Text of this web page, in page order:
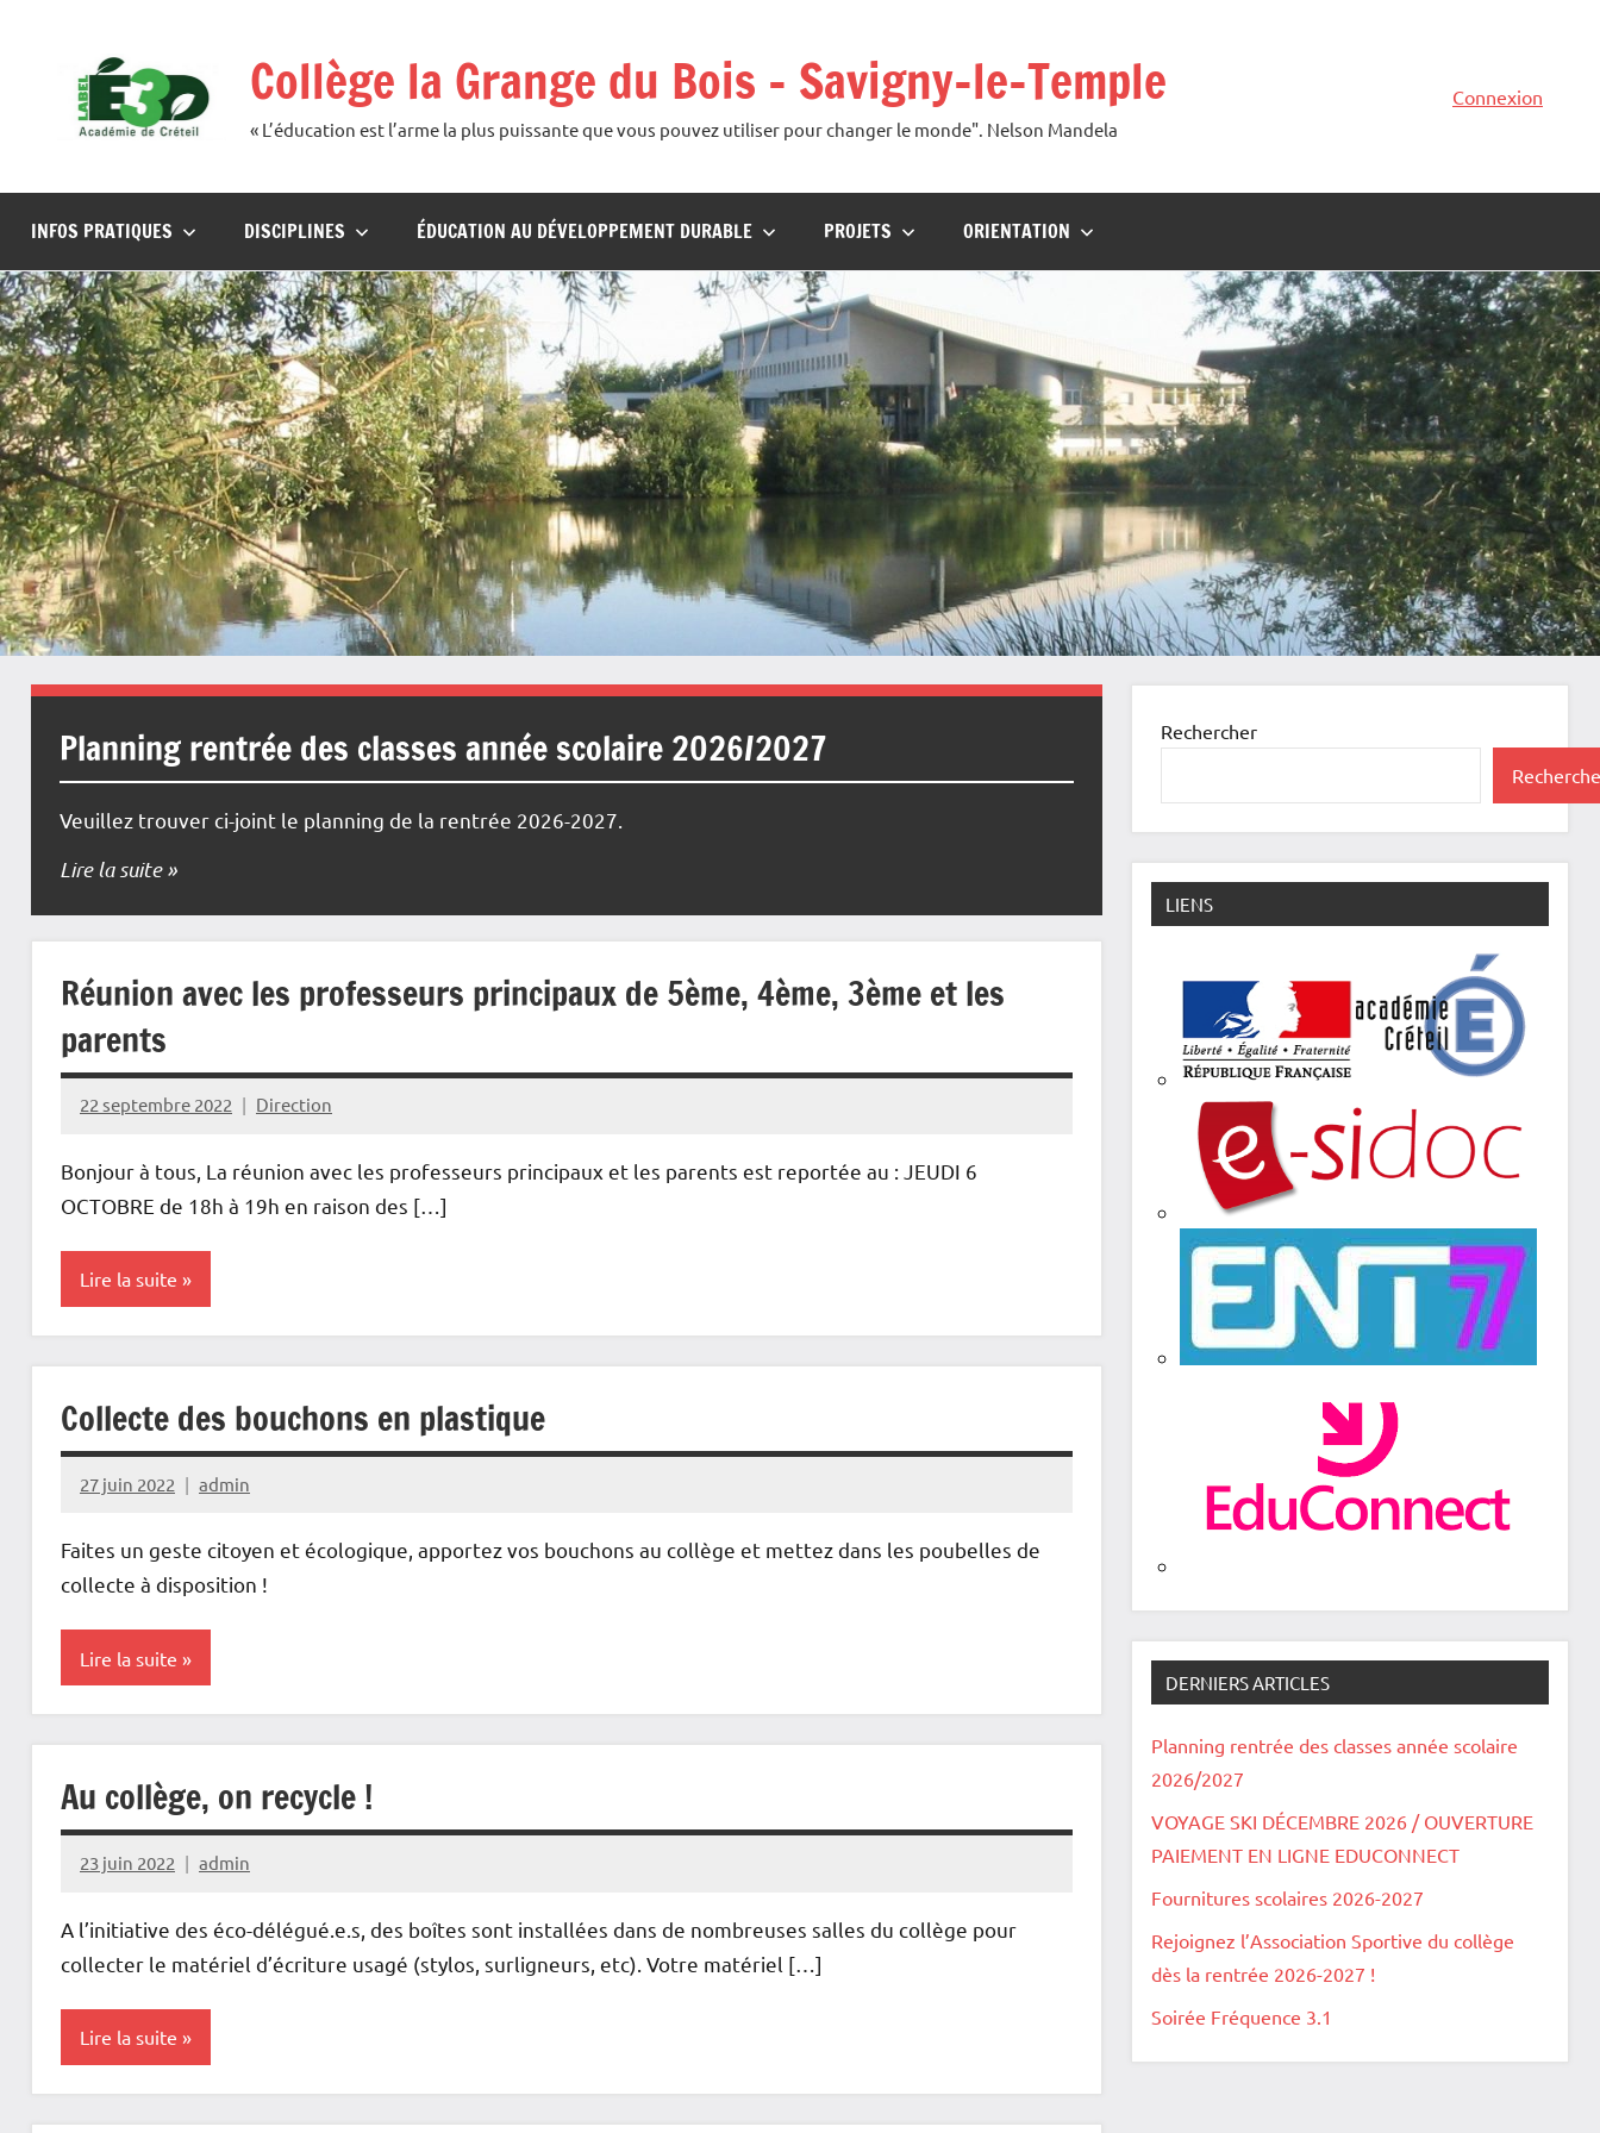
Collège la Grange du Bois – Savigny-le-Temple
« L’éducation est l’arme la plus puissante que vous pouvez utiliser pour changer le monde". Nelson Mandela
Connexion
INFOS PRATIQUES DISCIPLINES ÉDUCATION AU DÉVELOPPEMENT DURABLE PROJETS ORIENTATION
Planning rentrée des classes année scolaire 2026/2027
Veuillez trouver ci-joint le planning de la rentrée 2026-2027.
Lire la suite
Réunion avec les professeurs principaux de 5ème, 4ème, 3ème et les
parents
22 septembre 2022 Direction
Bonjour à tous, La réunion avec les professeurs principaux et les parents est reportée au : JEUDI 6
OCTOBRE de 18h à 19h en raison des […]
Lire la suite
Collecte des bouchons en plastique
27 juin 2022 admin
Faites un geste citoyen et écologique, apportez vos bouchons au collège et mettez dans les poubelles de
collecte à disposition !
Lire la suite
Éducation au
développement
classé
Au collège, on recycle !
23 juin 2022 admin
A l’initiative des éco-délégué.e.s, des boîtes sont installées dans de nombreuses salles du collège pour
collecter le matériel d’écriture usagé (stylos, surligneurs, etc). Votre matériel […]
Lire la suite
Rechercher
LIENS
DERNIERS ARTICLES
Planning rentrée des classes année scolaire
2026/2027
VOYAGE SKI DÉCEMBRE 2026 / OUVERTURE
PAIEMENT EN LIGNE EDUCONNECT
Fournitures scolaires 2026-2027
Rejoignez l’Association Sportive du collège
dès la rentrée 2026-2027 !
Soirée Fréquence 3.1